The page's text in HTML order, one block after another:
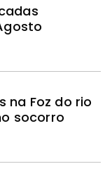
na Foz do rio
socorro